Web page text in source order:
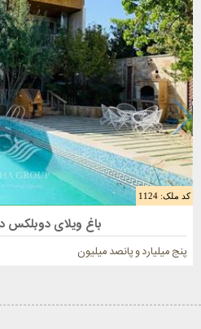
کد ملک: 1124
فروش باغ ویلا 625 متری در ملارد
باغ ویلای دوبلکس
پنج میلیارد و پانصد میلیون